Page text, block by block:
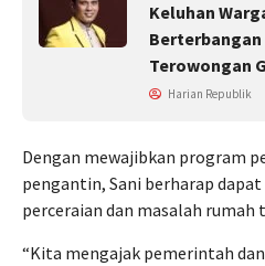
Keluhan
Terowongan
Harian Republik
Dengan mewajibkan program
pengantin, Sani berharap
perceraian dan masalah rumah
“Kita mengajak pemerintah